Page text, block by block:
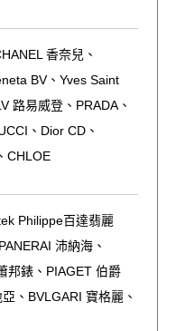
香奈兒、
BV、Yves Saint
路易威登、PRADA、
、Dior CD、
CHLOE
Philippe百達翡麗
PANERAI 沛納海、
邦錶、 PIAGET 伯爵
、 BVLGARI 寶格麗、